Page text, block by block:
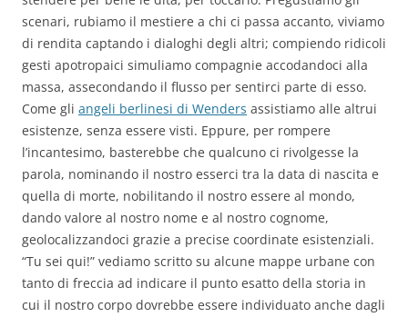
scenari, rubiamo il mestiere a chi ci passa accanto, viviamo
di rendita captando i dialoghi degli altri; compiendo ridicoli
gesti apotropaici simuliamo compagnie accodandoci alla
massa, assecondando il flusso per sentirci parte di esso.
Come gli angeli berlinesi di Wenders assistiamo alle altrui
esistenze, senza essere visti. Eppure, per rompere
l’incantesimo, basterebbe che qualcuno ci rivolgesse la
parola, nominando il nostro esserci tra la data di nascita e
quella di morte, nobilitando il nostro essere al mondo,
dando valore al nostro nome e al nostro cognome,
geolocalizzandoci grazie a precise coordinate esistenziali.
“Tu sei qui!” vediamo scritto su alcune mappe urbane con
tanto di freccia ad indicare il punto esatto della storia in
cui il nostro corpo dovrebbe essere individuato anche dagli